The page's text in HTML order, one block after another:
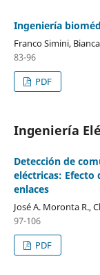
Ingeniería
Franco Simini,
83-96
PDF
Ingeniería
Detección de
eléctricas: Efecto
enlaces
José A. Moronta R.,
97-106
PDF